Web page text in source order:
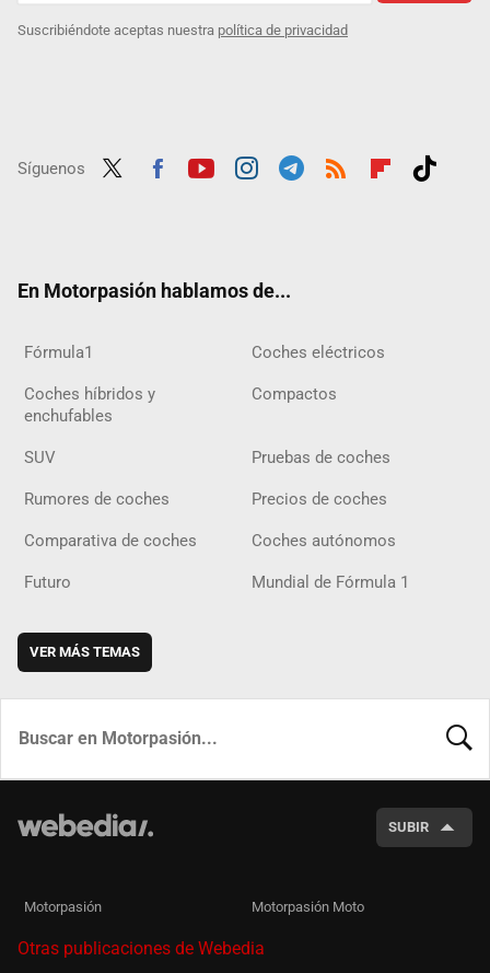
Suscribiéndote aceptas nuestra política de privacidad
Síguenos
En Motorpasión hablamos de...
Fórmula1 Coches eléctricos
Coches híbridos y
enchufables
Compactos
SUV Pruebas de coches
Rumores de coches Precios de coches
Comparativa de coches Coches autónomos
Futuro Mundial de Fórmula 1
VER MÁS TEMAS
SUBIR
Motorpasión Motorpasión Moto
Otras publicaciones de Webedia